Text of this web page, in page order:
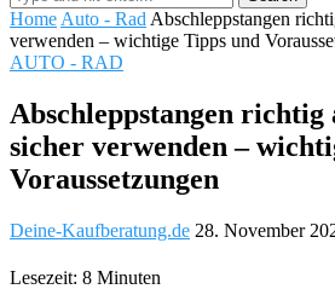
Home Auto - Rad Abschleppstangen
verwenden – wichtige Tipps und
AUTO - RAD
Abschleppstangen richtig
sicher verwenden –
Voraussetzungen
Deine-Kaufberatung.de 28. November
Lesezeit: 8 Minuten